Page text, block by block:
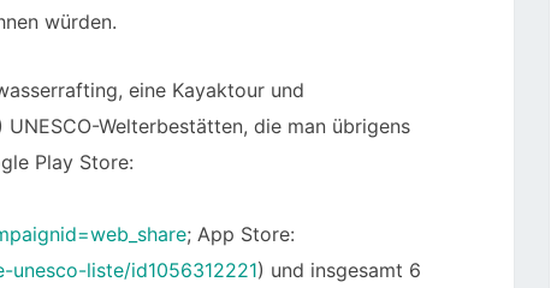
würden.
eine Kayaktour und
Welterbestätten, die man übrigens
Play Store:
; App Store:
liste/id1056312221) und insgesamt 6